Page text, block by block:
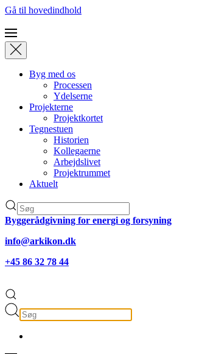
Gå til hovedindhold
Byg med os
Processen
Ydelserne
Projekterne
Projektkortet
Tegnestuen
Historien
Kollegaerne
Arbejdslivet
Projektrummet
Aktuelt
Byggerådgivning for energi og forsyning
info@arkikon.dk
+45 86 32 78 44